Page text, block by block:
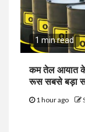
1 min read
कम तेल आयात के
रूस सबसे बड़ा
1 hour ago